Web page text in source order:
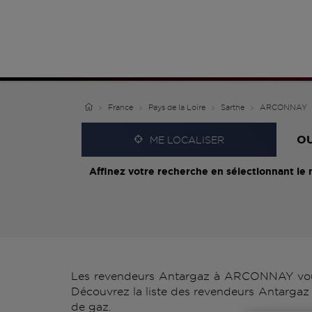
France Pays de la Loire Sarthe ARCONNAY
ME LOCALISER
Affinez votre recherche en sélectionnant le
Les revendeurs Antargaz à ARCONNAY
Découvrez la liste des revendeurs
de gaz.